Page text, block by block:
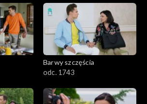
Barwy szczęścia
odc. 1743